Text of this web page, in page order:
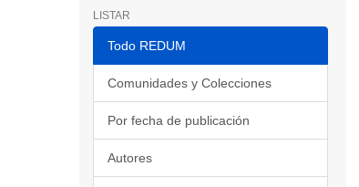
LISTAR
Todo REDUM
Comunidades y Colecciones
Por fecha de publicación
Autores